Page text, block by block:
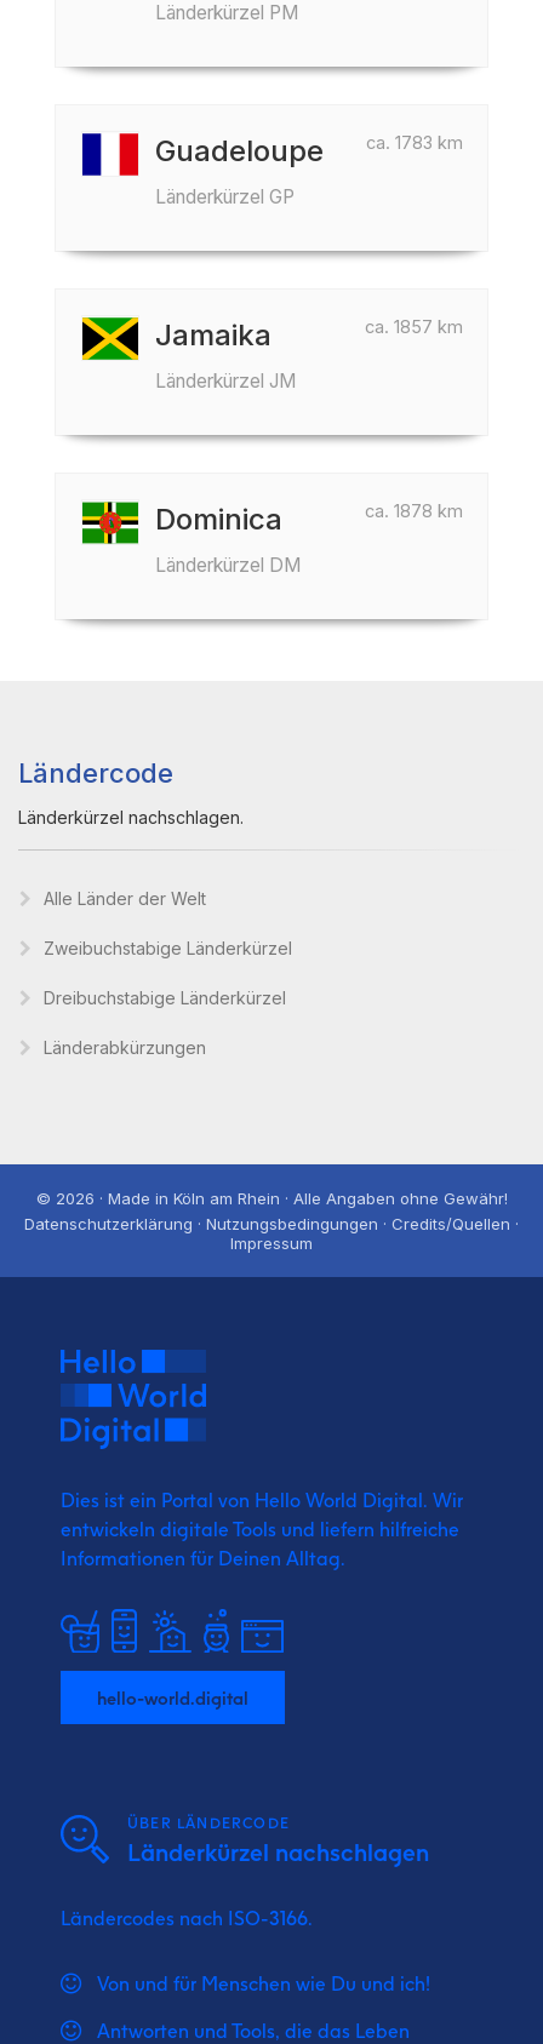
Länderkürzel PM
ca. 1783 km
Guadeloupe
Länderkürzel GP
ca. 1857 km
Jamaika
Länderkürzel JM
ca. 1878 km
Dominica
Länderkürzel DM
Ländercode
Länderkürzel nachschlagen.
Alle Länder der Welt
Zweibuchstabige Länderkürzel
Dreibuchstabige Länderkürzel
Länderabkürzungen
© 2026 · Made in Köln am Rhein · Alle Angaben ohne Gewähr!
Datenschutzerklärung · Nutzungsbedingungen · Credits/Quellen ·
Impressum
Dies ist ein Portal von Hello World Digital. Wir
entwickeln digitale Tools und liefern hilfreiche
Informationen für Deinen Alltag.
hello-world.digital
ÜBER LÄNDERCODE
Länderkürzel nachschlagen
Ländercodes nach ISO-3166.
Von und für Menschen wie Du und ich!
Antworten und Tools, die das Leben